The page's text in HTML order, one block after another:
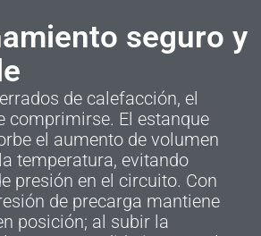
seguro y
de calefacción, el
comprimirse. El estanque
el aumento de volumen
temperatura, evitando
presión en el circuito. Con
de precarga mantiene
posición; al subir la